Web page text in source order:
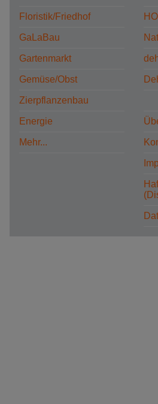
Floristik/Friedhof
GaLaBau
Gartenmarkt
Gemüse/Obst
Zierpflanzenbau
Energie
Mehr...